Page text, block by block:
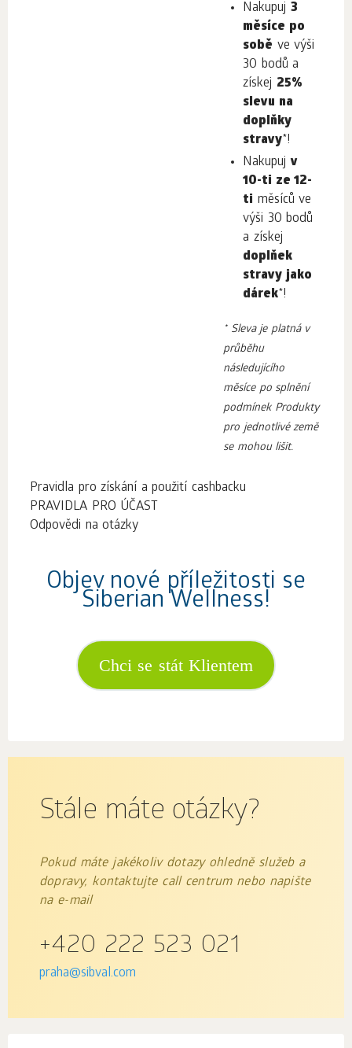
Nakupuj 3
měsíce po
sobě ve výši
30 bodů a
získej 25%
slevu na
doplňky
stravy*!
Nakupujv
10-ti ze 12-
ti měsíců ve
výši 30 bodů
a získej
doplňek
stravy jako
dárek*!
* Sleva je platná v
průběhu
následujícího
měsíce po splnění
podmínek Produkty
pro jednotlivé země
se mohou lišit.
Pravidla pro získání a použití cashbacku
PRAVIDLA PRO ÚČAST
Odpovědi na otázky
Objev nové příležitosti se
Siberian Wellness!
Chci se stát Klientem
Stále máte otázky?
Pokud máte jakékoliv dotazy ohledně služeb a
dopravy, kontaktujte call centrum nebo napište
na e-mail
+420 222 523 021
praha@sibval.com